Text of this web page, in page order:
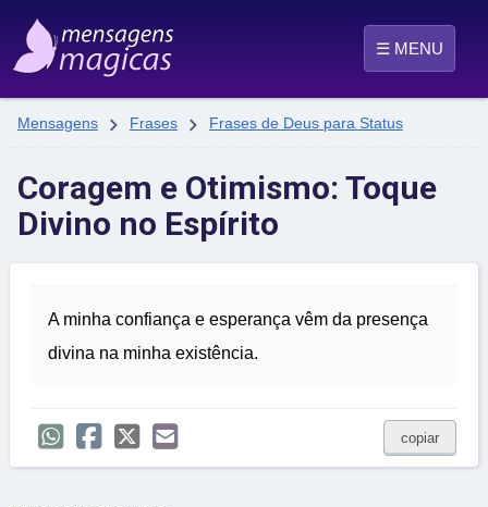
☰ MENU
Mensagens  Frases  Frases de Deus para Status
Coragem e Otimismo: Toque
Divino no Espírito
A minha confiança e esperança vêm da presença
divina na minha existência.
copiar